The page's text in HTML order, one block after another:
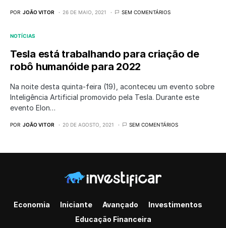
POR JOÃO VITOR 26 DE MAIO, 2021 SEM COMENTÁRIOS
NOTÍCIAS
Tesla está trabalhando para criação de
robô humanóide para 2022
Na noite desta quinta-feira (19), aconteceu um evento sobre
Inteligência Artificial promovido pela Tesla. Durante este
evento Elon…
POR JOÃO VITOR 20 DE AGOSTO, 2021 SEM COMENTÁRIOS
Economia Iniciante Avançado
Investimentos
Educação Financeira